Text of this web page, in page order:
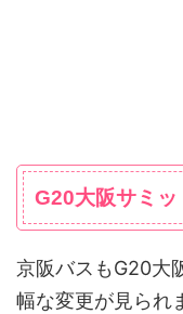
G20大阪サミ
京阪バスもG20大
幅な変更が見られ